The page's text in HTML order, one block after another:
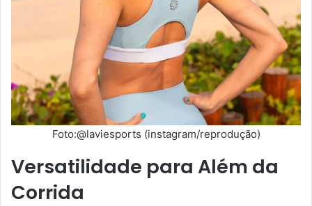
Foto:@laviesports (instagram/reprodução)
Versatilidade para Além da
Corrida